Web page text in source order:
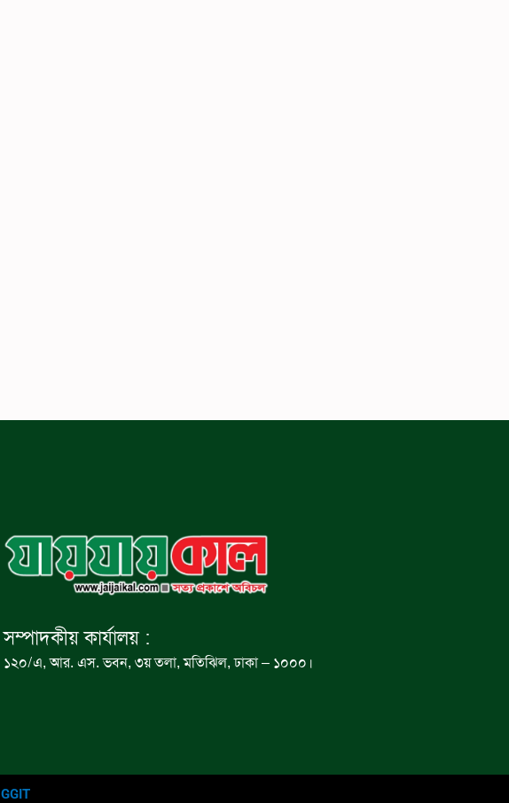
সম্পাদকীয় কার্যালয় :
১২০/এ, আর. এস. ভবন, ৩য় তলা, মতিঝিল, ঢাকা – ১০০০।
GGIT